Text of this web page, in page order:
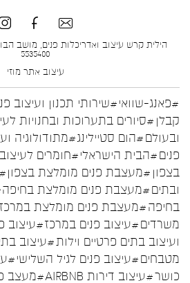
5535400
עיצוב אתר מוזי
#פאנג-שוואי#שירותי תכנון ועיצוב
קבלן #סיורים בתערוכות ובחנויות
ובעולם#הום סטיילינג#מתודולוגיה
פנים#הבית הישראלי#חומרים
בצפון #מעצבת פנים מומלצת בצפון
ובתים#מעצבת פנים מומלצת בחיפה
בחיפה#מעצבת פנים מומלצת במרכז
משרדים#עיצוב פנים במרכז#עיצוב
ועיצוב בתים פרטיים וילות#עיצוב
מטבחים#עיצוב פנים לגיל השלישי
כושר#עיצוב דירות AIRBNB #מעצב